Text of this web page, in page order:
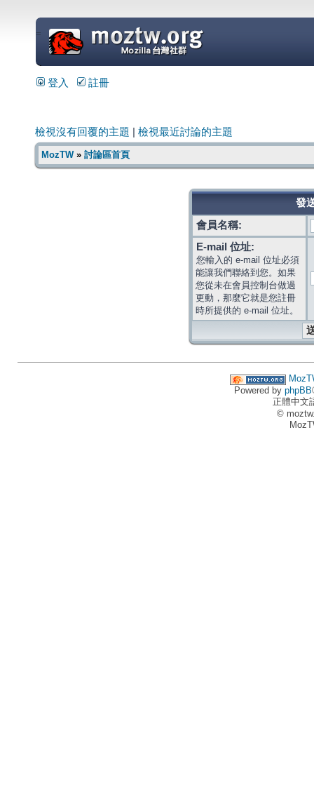
=
登入 註冊
檢視沒有回覆的主題 檢視最近討論的主題
MozTW» 討論區首頁
發
會員名稱:
E-mail 位址:
您輸入的 e-mail 位址必須
能讓我們聯絡到您。如果
您從未在會員控制台做過
更動，那麼它就是您註冊
時所提供的 e-mail 位址。
Powered by phpBB
正體中文
©